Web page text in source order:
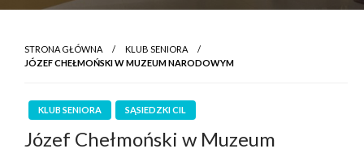
STRONA GŁÓWNA
KLUB SENIORA
JÓZEF CHEŁMOŃSKI W MUZEUM NARODOWYM
KLUB SENIORA SĄSIEDZKI CIL
Józef Chełmoński w Muzeum